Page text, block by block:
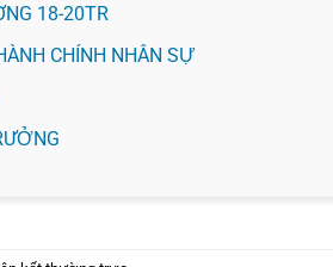
18-20TR
CHÍNH NHÂN SỰ